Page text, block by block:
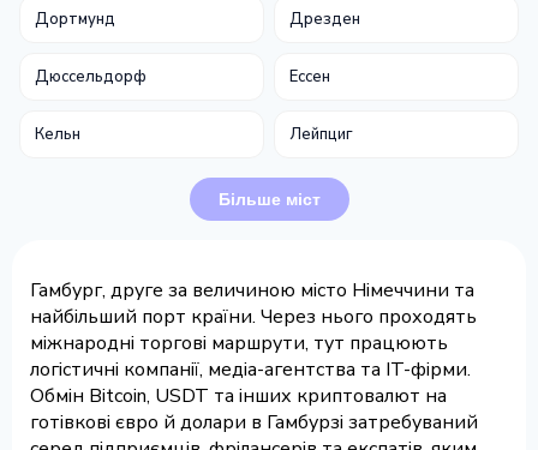
Дортмунд Дрезден
Дюссельдорф Ессен
Кельн Лейпциг
Більше міст
Гамбург, друге за величиною місто Німеччини та
найбільший порт країни. Через нього проходять
міжнародні торгові маршрути, тут працюють
логістичні компанії, медіа-агентства та IT-фірми.
Обмін Bitcoin, USDT та інших криптовалют на
готівкові євро й долари в Гамбурзі затребуваний